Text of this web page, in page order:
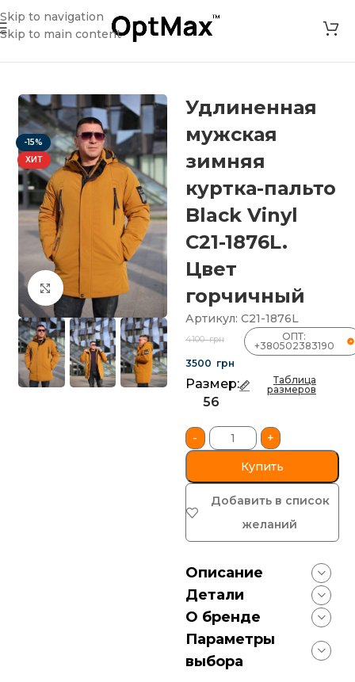
Skip to navigation
Skip to main content
куртка-пальто Black Vinyl С21-1876L. Цвет горчичный
-15%
ХИТ
Нажмите, чтобы увеличить
Удлиненная
мужская
зимняя
куртка-пальто
Black Vinyl
С21-1876L.
Цвет
горчичный
Артикул: С21-1876L
4100грн
3500 грн
ОПТ:
+380502383190
Размер:
Таблица
размеров
56
-
+
Купить
Добавить в список
желаний
Описание
Детали
О бренде
Параметры
выбора